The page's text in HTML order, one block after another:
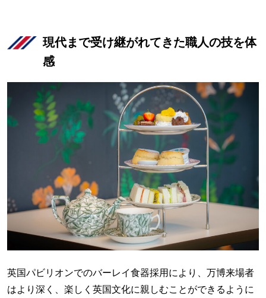
現代まで受け継がれてきた職人の技を体
感
英国パビリオンでのバーレイ食器採用により、万博来場者
はより深く、楽しく英国文化に親しむことができるように